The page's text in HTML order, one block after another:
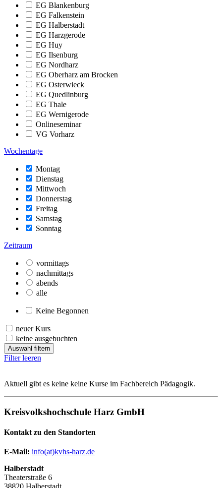
EG Blankenburg
EG Falkenstein
EG Halberstadt
EG Harzgerode
EG Huy
EG Ilsenburg
EG Nordharz
EG Oberharz am Brocken
EG Osterwieck
EG Quedlinburg
EG Thale
EG Wernigerode
Onlineseminar
VG Vorharz
Wochentage
Montag
Dienstag
Mittwoch
Donnerstag
Freitag
Samstag
Sonntag
Zeitraum
vormittags
nachmittags
abends
alle
Keine Begonnen
neuer Kurs
keine ausgebuchten
Auswahl filtern
Filter leeren
Aktuell gibt es keine keine Kurse im Fachbereich Pädagogik.
Kreisvolkshochschule Harz GmbH
Kontakt zu den Standorten
E-Mail: info(at)kvhs-harz.de
Halberstadt
Theaterstraße 6